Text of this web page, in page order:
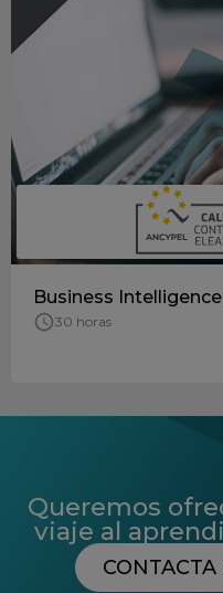
Business
30 horas
Queremos
viaje al